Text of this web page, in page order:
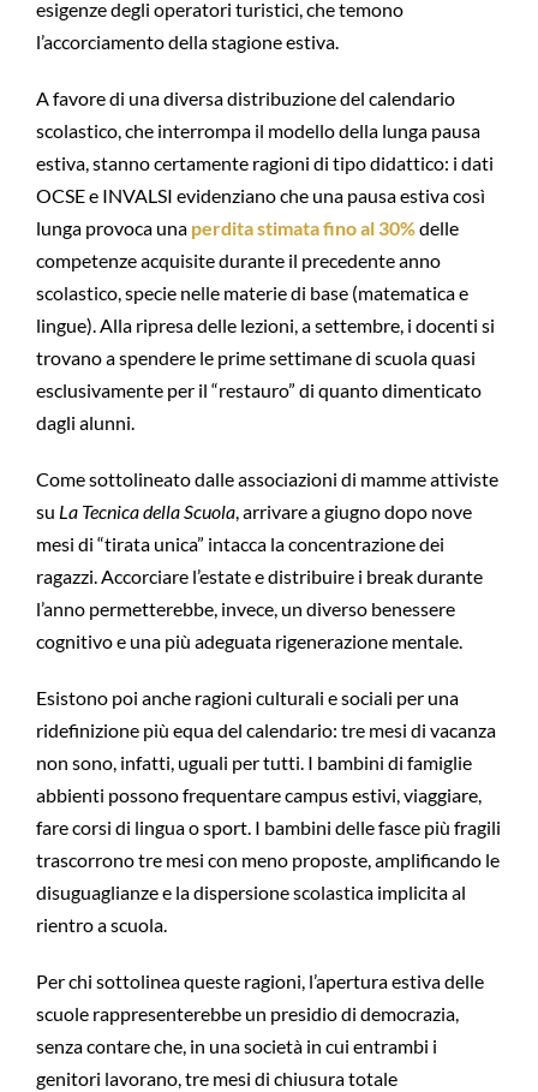
esigenze degli operatori turistici, che temono
l’accorciamento della stagione estiva.
A favore di una diversa distribuzione del calendario
scolastico, che interrompa il modello della lunga pausa
estiva, stanno certamente ragioni di tipo didattico: i dati
OCSE e INVALSI evidenziano che una pausa estiva così
lunga provoca una perdita stimata fino al 30%delle
competenze acquisite durante il precedente anno
scolastico, specie nelle materie di base (matematica e
lingue). Alla ripresa delle lezioni, a settembre, i docenti si
trovano a spendere le prime settimane di scuola quasi
esclusivamente per il “restauro” di quanto dimenticato
dagli alunni.
Come sottolineato dalle associazioni di mamme attiviste
su La Tecnica della Scuola, arrivare a giugno dopo nove
mesi di “tirata unica” intacca la concentrazione dei
ragazzi. Accorciare l’estate e distribuire i break durante
l’anno permetterebbe, invece, un diverso benessere
cognitivo e una più adeguata rigenerazione mentale.
Esistono poi anche ragioni culturali e sociali per una
ridefinizione più equa del calendario: tre mesi di vacanza
non sono, infatti, uguali per tutti. I bambini di famiglie
abbienti possono frequentare campus estivi, viaggiare,
fare corsi di lingua o sport. I bambini delle fasce più fragili
trascorrono tre mesi con meno proposte, amplificando le
disuguaglianze e la dispersione scolastica implicita al
rientro a scuola.
Per chi sottolinea queste ragioni, l’apertura estiva delle
scuole rappresenterebbe un presidio di democrazia,
senza contare che, in una società in cui entrambi i
genitori lavorano, tre mesi di chiusura totale